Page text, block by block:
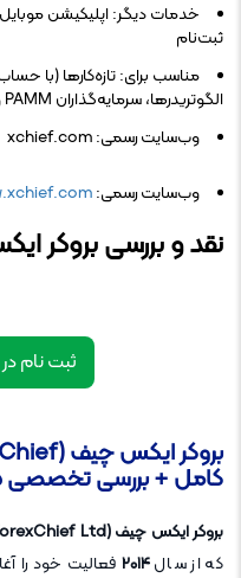
خدمات دیگر: اپلیکیشن
ثبت‌نام
الگوتریدرها، سرمایه‌گذاران PAMM و کاربران کپی‌تریدینگ
وب‌سایت رسمی: xchief.com
وب‌سایت رسمی:
نقد و بررسی بروکر
ثبت نام
کامل + بررسی تخصصی ۲۰۲۵
بروکر ایکس چیف (ForexChief Ltd)
که از سال۲۰۱۴فعالیت خود را